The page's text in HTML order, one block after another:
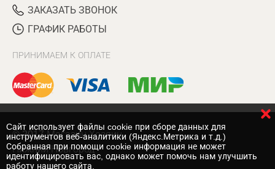
ЗАКАЗАТЬ ЗВОНОК
ГРАФИК РАБОТЫ
ПРИНИМАЕМ К ОПЛАТЕ
© 2017 Магазин Хозяин
Нижний Новгород
Cайт использует файлы cookie при сборе данных для
инструментов веб-аналитики (Яндекс.Метрика и т.д.)
Собранная при помощи cookie информация не может
идентифицировать вас, однако может помочь нам улучшить
работу нашего сайта.